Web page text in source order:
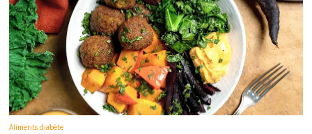
Aliments diabète